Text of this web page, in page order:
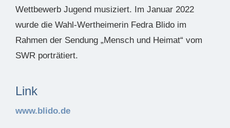
Wettbewerb Jugend musiziert. Im Januar 2022
wurde die Wahl-Wertheimerin Fedra Blido im
Rahmen der Sendung „Mensch und Heimat“ vom
SWR porträtiert.
Link
www.blido.de